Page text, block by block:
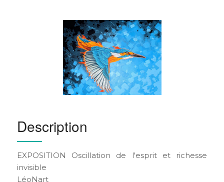
Description
EXPOSITION Oscillation de l'esprit et richesse
invisible
LéoNart